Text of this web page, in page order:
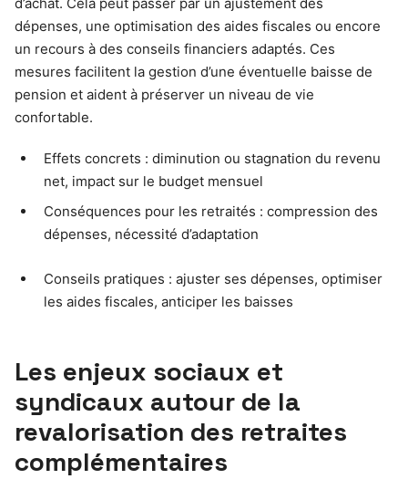
dépenses, une optimisation des aides fiscales ou encore
un recours à des conseils financiers adaptés. Ces
mesures facilitent la gestion d’une éventuelle baisse de
pension et aident à préserver un niveau de vie
confortable.
Effets concrets : diminution ou stagnation du revenu
net, impact sur le budget mensuel
Conséquences pour les retraités : compression des
dépenses, nécessité d’adaptation
Conseils pratiques : ajuster ses dépenses, optimiser
les aides fiscales, anticiper les baisses
Les enjeux sociaux et
syndicaux autour de la
revalorisation des retraites
complémentaires